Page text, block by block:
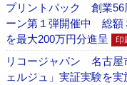
プリントパック 創業56
ーン第１弾開催中 総額
を最大200万円分進呈
印
リコージャパン 名古屋
ェルジュ」実証実験を